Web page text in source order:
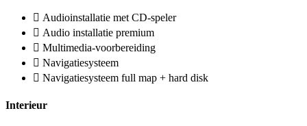
Audioinstallatie met CD-speler
Audio installatie premium
Multimedia-voorbereiding
Navigatiesysteem
Navigatiesysteem full map + hard disk
Interieur